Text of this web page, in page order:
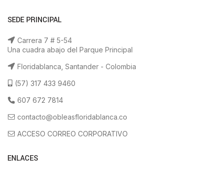
SEDE PRINCIPAL
Carrera 7 # 5-54
Una cuadra abajo del Parque Principal
Floridablanca, Santander - Colombia
(57) 317 433 9460
607 672 7814
contacto@obleasfloridablanca.co
ACCESO CORREO CORPORATIVO
ENLACES